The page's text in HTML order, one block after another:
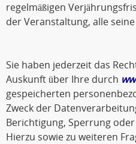
regelmäßigen
der Veranstaltung, alle
Sie haben jederzeit das
Auskunft über Ihre durch
gespeicherten
Zweck der
Berichtigung, Sperrung
Hierzu sowie zu weiteren